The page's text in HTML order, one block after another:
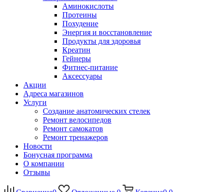
Аминокислоты
Протеины
Похудение
Энергия и восстановление
Продукты для здоровья
Креатин
Гейнеры
Фитнес-питание
Аксессуары
Акции
Адреса магазинов
Услуги
Создание анатомических стелек
Ремонт велосипедов
Ремонт самокатов
Ремонт тренажеров
Новости
Бонусная программа
О компании
Отзывы